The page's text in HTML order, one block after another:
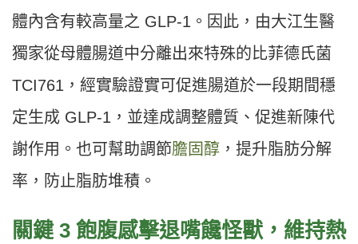
體內含有較高量之 GLP-1。因此，由大江生醫
獨家從母體腸道中分離出來特殊的比菲德氏菌
TCI761，經實驗證實可促進腸道於一段期間穩
定生成 GLP-1，並達成調整體質、促進新陳代
謝作用。也可幫助調節膽固醇 ，提升脂肪分解
率，防止脂肪堆積。
關鍵 3 飽腹感擊退嘴饞怪獸，維持熱